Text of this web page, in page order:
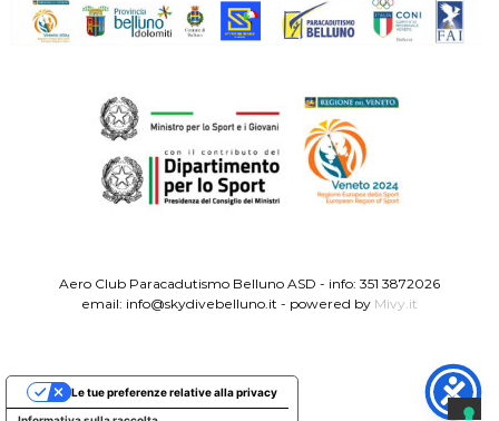
Aero Club Paracadutismo Belluno ASD - info: 351 3872026
email: info@skydivebelluno.it - powered by Mivy.it
Le tue preferenze relative alla privacy